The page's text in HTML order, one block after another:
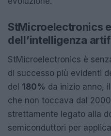
StMicroelectronics
dell’intelligenza
StMicroelectronics è
di successo più evidenti
del 180% da inizio anno,
che non toccava dal
strettamente legato alla
semiconduttori per